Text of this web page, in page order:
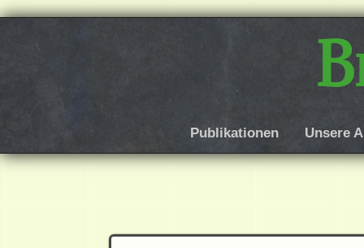
Publikationen Unsere